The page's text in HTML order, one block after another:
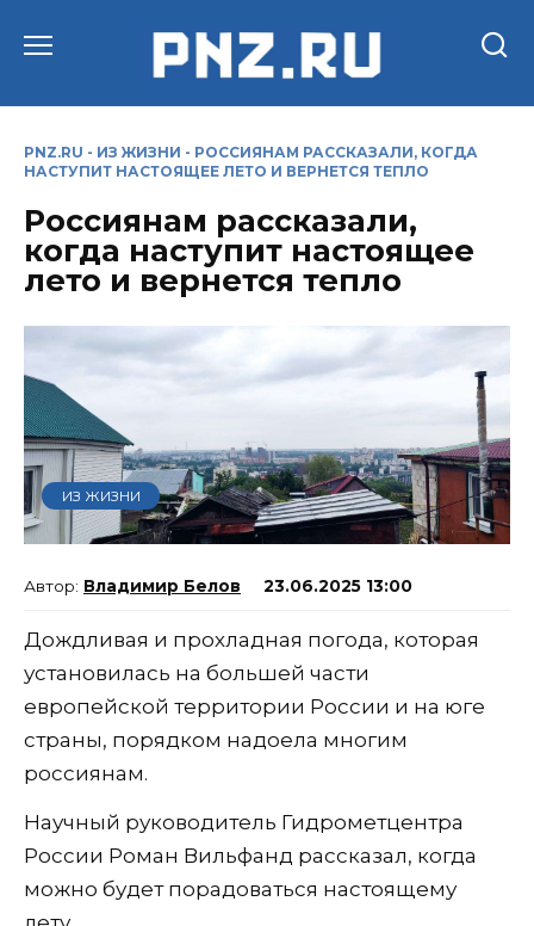
PNZ.RU - ИЗ ЖИЗНИ - РОССИЯНАМ РАССКАЗАЛИ, КОГДА
НАСТУПИТ НАСТОЯЩЕЕ ЛЕТО И ВЕРНЕТСЯ ТЕПЛО
Россиянам рассказали,
когда наступит настоящее
лето и вернется тепло
ИЗ ЖИЗНИ
Владимир Белов 23.06.2025 13:00
Дождливая и прохладная погода, которая
установилась на большей части
европейской территории России и на юге
страны, порядком надоела многим
россиянам.
Научный руководитель Гидрометцентра
России Роман Вильфанд рассказал, когда
можно будет порадоваться настоящему